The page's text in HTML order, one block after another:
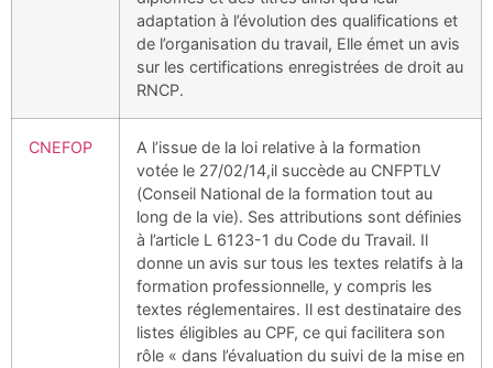
adaptation à l’évolution des qualifications et
de l’organisation du travail, Elle émet un avis
sur les certifications enregistrées de droit au
RNCP.
CNEFOP
A l’issue de la loi relative à la formation
votée le 27/02/14,il succède au CNFPTLV
(Conseil National de la formation tout au
long de la vie). Ses attributions sont définies
à l’article L 6123-1 du Code du Travail. Il
donne un avis sur tous les textes relatifs à la
formation professionnelle, y compris les
textes réglementaires. Il est destinataire des
listes éligibles au CPF, ce qui facilitera son
rôle « dans l’évaluation du suivi de la mise en